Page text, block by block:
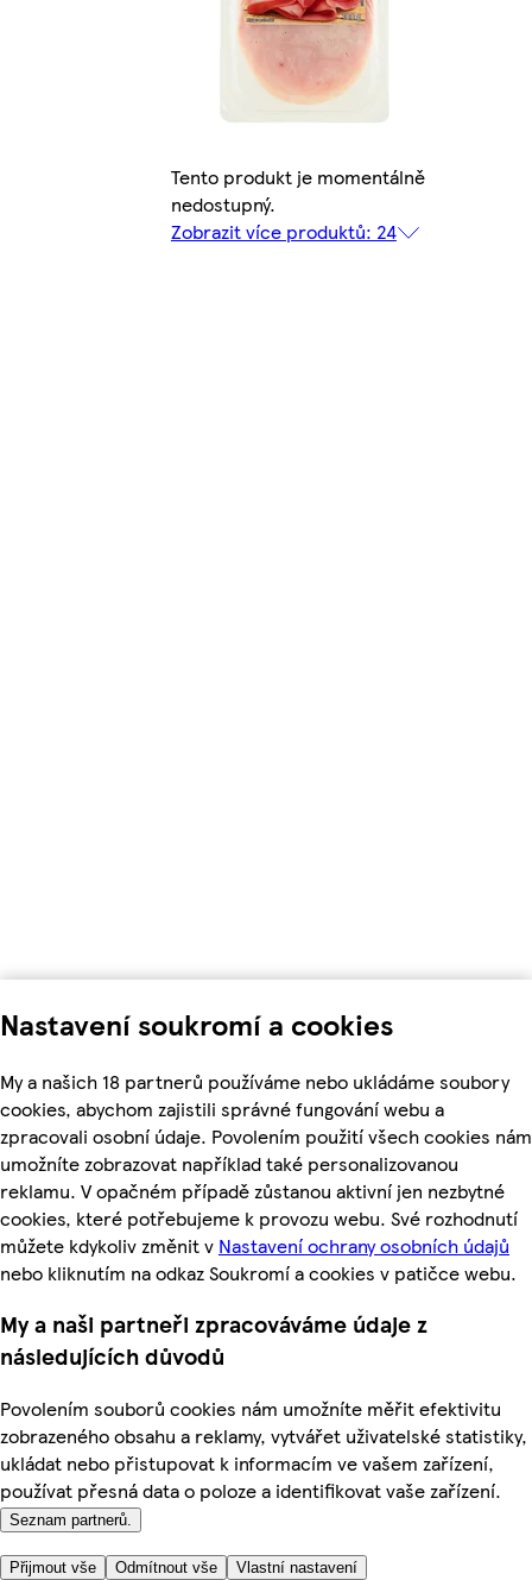
Nastavení soukromí a cookies
My a našich 18 partnerů používáme nebo ukládáme soubory
cookies, abychom zajistili správné fungování webu a
zpracovali osobní údaje. Povolením použití všech cookies nám
umožníte zobrazovat například také personalizovanou
reklamu. V opačném případě zůstanou aktivní jen nezbytné
cookies, které potřebujeme k provozu webu. Své rozhodnutí
můžete kdykoliv změnit v Nastavení ochrany osobních údajů
nebo kliknutím na odkaz Soukromí a cookies v patičce webu.
My a naši partneři zpracováváme údaje z
následujících důvodů
Povolením souborů cookies nám umožníte měřit efektivitu
zobrazeného obsahu a reklamy, vytvářet uživatelské statistiky,
ukládat nebo přistupovat k informacím ve vašem zařízení,
používat přesná data o poloze a identifikovat vaše zařízení.
Seznam partnerů.
Přijmout vše Odmítnout vše Vlastní nastavení
Tento produkt je momentálně
nedostupný.
Zobrazit více produktů: 24